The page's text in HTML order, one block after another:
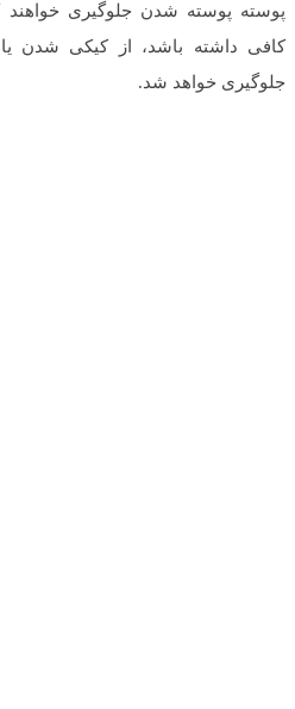
پوسته پوسته شدن جلوگیری
کافی داشته باشد، از کیکی شدن
جلوگیری خواهد شد.